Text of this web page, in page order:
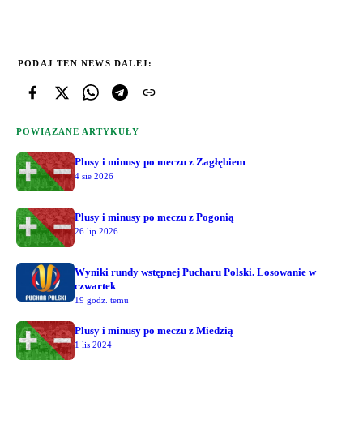
PODAJ TEN NEWS DALEJ:
POWIĄZANE ARTYKUŁY
Plusy i minusy po meczu z Zagłębiem
4 sie 2026
Plusy i minusy po meczu z Pogonią
26 lip 2026
Wyniki rundy wstępnej Pucharu Polski. Losowanie w
czwartek
19 godz. temu
Plusy i minusy po meczu z Miedzią
1 lis 2024